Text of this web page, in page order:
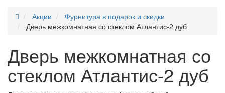
Акции
Фурнитура в подарок и скидки
Дверь межкомнатная со стеклом Атлантис-2 дуб
Дверь межкомнатная со
стеклом Атлантис-2 дуб